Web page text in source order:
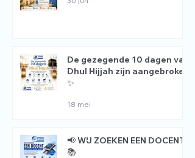
De gezegende 10 dagen van
Dhul Hijjah zijn aangebroken
✨
18 mei
📢 WIJ ZOEKEN EEN DOCENT
📚